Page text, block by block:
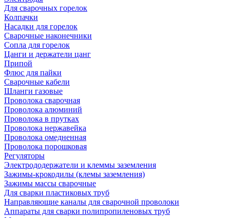
Для сварочных горелок
Колпачки
Насадки для горелок
Сварочные наконечники
Сопла для горелок
Цанги и держатели цанг
Припой
Флюс для пайки
Сварочные кабели
Шланги газовые
Проволока сварочная
Проволока алюминий
Проволока в прутках
Проволока нержавейка
Проволока омедненная
Проволока порошковая
Регуляторы
Электрододержатели и клеммы заземления
Зажимы-крокодилы (клемы заземления)
Зажимы массы сварочные
Для сварки пластиковых труб
Направляющие каналы для сварочной проволоки
Аппараты для сварки полипропиленовых труб